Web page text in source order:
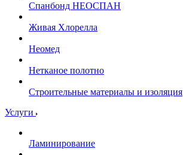
Спанбонд НЕОСПАН
Живая Хлорелла
Нeомед
Нетканое полотно
Строительные материалы и изоляция
Услуги
Ламинирование